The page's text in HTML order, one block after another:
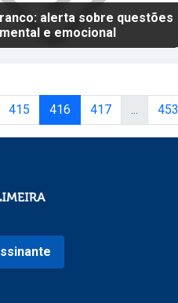
alerta sobre questões
e emocional
415 416 417 453